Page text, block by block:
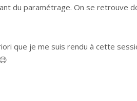
du paramétrage. On se retrouve
que je me suis rendu à cette